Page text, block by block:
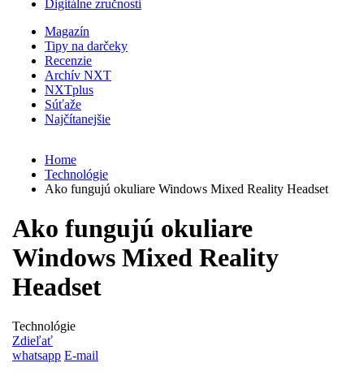
Digitálne zručnosti
Magazín
Tipy na darčeky
Recenzie
Archív NXT
NXTplus
Súťaže
Najčítanejšie
Home
Technológie
Ako fungujú okuliare Windows Mixed Reality Headset
Ako fungujú okuliare
Windows Mixed Reality
Headset
Technológie
Zdieľať
whatsapp E-mail